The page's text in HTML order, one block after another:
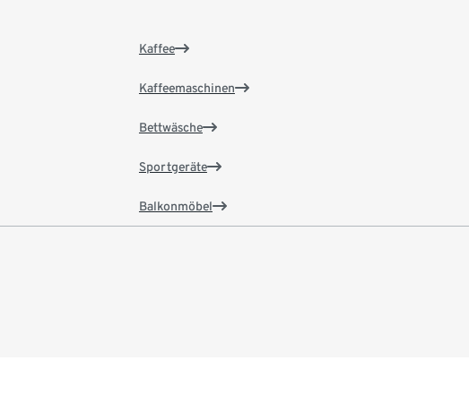
Kaffee
Kaffeemaschinen
Bettwäsche
Sportgeräte
Balkonmöbel